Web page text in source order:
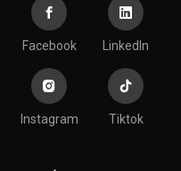
Facebook LinkedIn
Instagram Tiktok